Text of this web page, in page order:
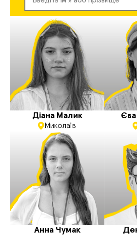
Координатор
Старший
Діана Малик
Миколаїв
Анна Чумак